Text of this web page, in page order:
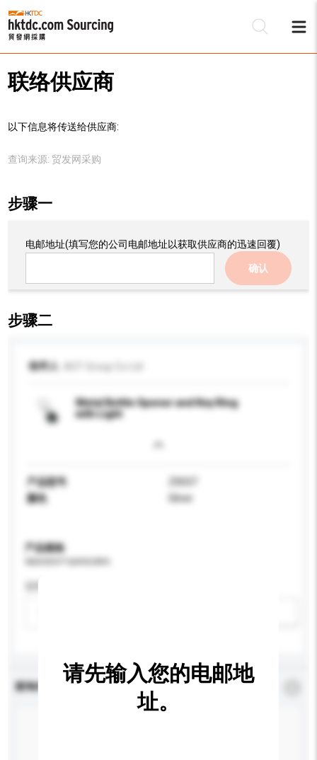
联络供应商
以下信息将传送给供应商:
查询来源: 贸发网采购
步骤一
电邮地址(填写您的公司电邮地址以获取供应商的迅速回覆)
确认
步骤二
收件人
Metal Bottle Opener and Key Ring
with Light
产品型号
Z0037
颜色
Silver
产品规格
查询内容 * 必须填写
请先输入您的电邮地
址。